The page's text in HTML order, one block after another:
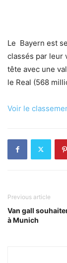
Le Bayern est
classés par leur
tête avec une
le Real (568
Voir le
Previous article
Van gall
à Munich